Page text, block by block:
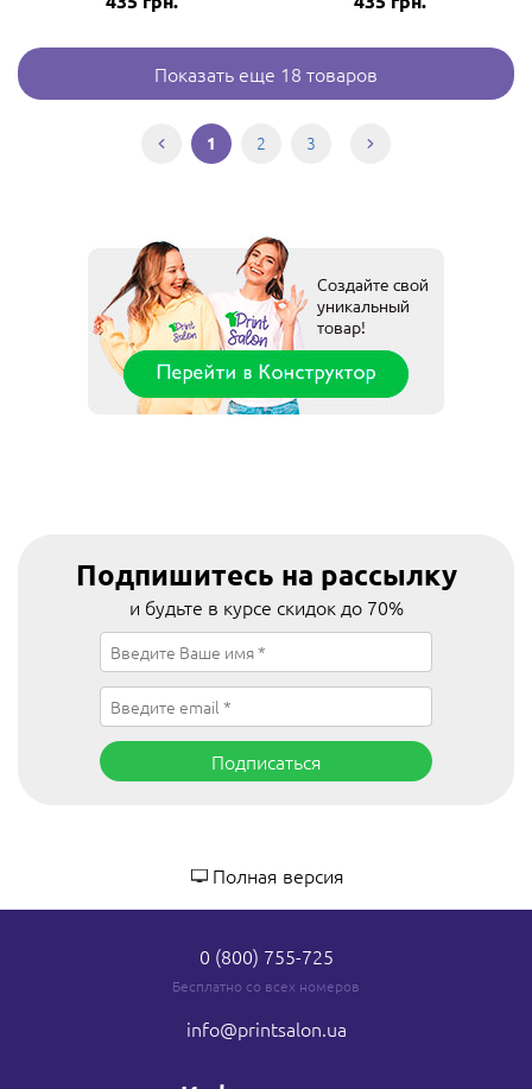
Показать еще 18 товаров
1 2 3
Подпишитесь на рассылку
и будьте в курсе скидок до 70%
Подписаться
Полная версия
0 (800) 755-725
Бесплатно со всех номеров
info@printsalon.ua